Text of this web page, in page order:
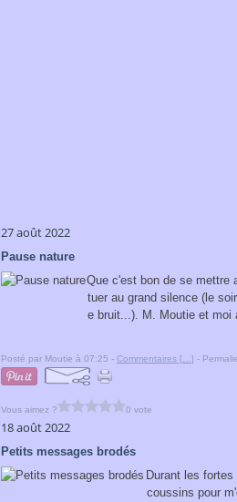
27 août 2022
Pause nature
Que c'est bon de se mettre
tuer au grand silence (le
e bruit...). M. Moutie et moi
Posté par Moutie à 07:25 - Commentaires [… ] -
Vous aimez ? 0 vote
18 août 2022
Petits messages brodés
Durant les
coussins pour